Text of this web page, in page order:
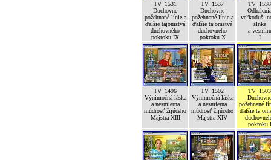
TV_1531
Duchovne
požehnané línie a
ďalšie tajomstvá
duchovného
pokroku IX
TV_1537
Duchovne
požehnané línie a
ďalšie tajomstvá
duchovného
pokroku X
TV_1538
Odhalenia
veľkoduš-
slnka
a vesmíru
I
TV_1496
Výnimočná láska
a nesmierna
múdrosť žijúceho
Majstra XIII
TV_1502
Výnimočná láska
a nesmierna
múdrosť žijúceho
Majstra XIV
TV_1503
Duchovne
požehnané
ďalšie
pokroku I